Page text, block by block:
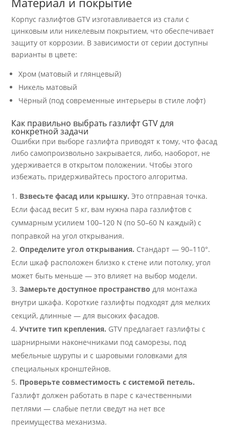
Корпус газлифтов GTV изготавливается из стали с
цинковым или никелевым покрытием, что обеспечивает
защиту от коррозии. В зависимости от серии доступны
варианты в цвете:
Хром (матовый и глянцевый)
Никель матовый
Чёрный (под современные интерьеры в стиле лофт)
Как правильно выбрать газлифт GTV для
конкретной задачи
Ошибки при выборе газлифта приводят к тому, что фасад
либо самопроизвольно закрывается, либо, наоборот, не
удерживается в открытом положении. Чтобы этого
избежать, придерживайтесь простого алгоритма.
Взвесьте фасад или крышку. Это отправная точка.
Если фасад весит 5 кг, вам нужна пара газлифтов с
суммарным усилием 100–120 N (по 50–60 N каждый) с
поправкой на угол открывания.
Определите угол открывания. Стандарт — 90–110°.
Если шкаф расположен близко к стене или потолку, угол
может быть меньше — это влияет на выбор модели.
Замерьте доступное пространство для монтажа
внутри шкафа. Короткие газлифты подходят для мелких
секций, длинные — для высоких фасадов.
Учтите тип крепления. GTV предлагает газлифты с
шарнирными наконечниками под саморезы, под
мебельные шурупы и с шаровыми головками для
специальных кронштейнов.
Проверьте совместимость с системой петель.
Газлифт должен работать в паре с качественными
петлями — слабые петли сведут на нет все
преимущества механизма.